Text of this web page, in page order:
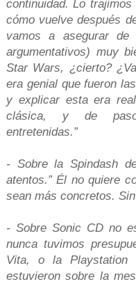
continuidad. Lo
cómo vuelve después
vamos a asegurar de
argumentativos) muy
Star Wars, ¿cierto?
era genial que fueron
y explicar esta era
clásica, y de paso
entretenidas.”
- Sobre la Spindash
atentos.” Él no quiere
sean más concretos.
- Sobre Sonic CD no
nunca tuvimos
Vita, o la
estuvieron sobre la